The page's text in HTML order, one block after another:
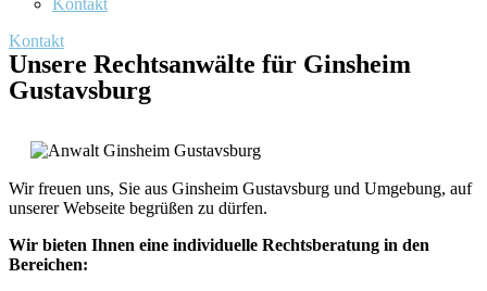
Kontakt
Kontakt
Unsere Rechtsanwälte für Ginsheim
Gustavsburg
Wir freuen uns, Sie aus Ginsheim Gustavsburg und Umgebung, auf
unserer Webseite begrüßen zu dürfen.
Wir bieten Ihnen eine individuelle Rechtsberatung in den
Bereichen: